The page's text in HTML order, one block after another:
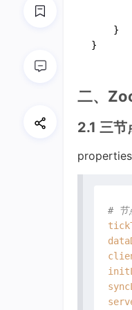
    }
}
二、
2.1 三节
properties
# 节